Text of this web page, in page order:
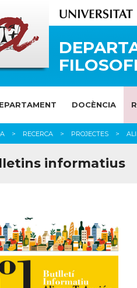
DOCÈNCIA
RECERCA PROJECTES
informatius